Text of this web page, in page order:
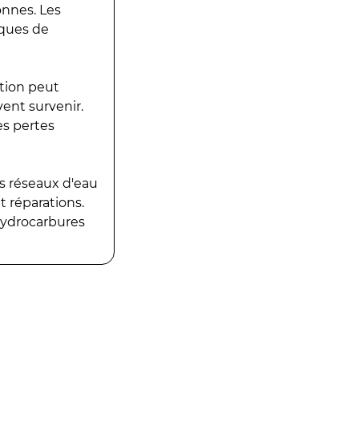
Les
de
peut
survenir.
pertes
réseaux d'eau
réparations.